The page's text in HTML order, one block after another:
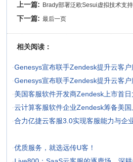
上一篇: Brady部署泛欧Sesui虚拟技术支
下一篇: 最后一页
相关阅读：
·Genesys宣布联手Zendesk提升云客户
·Genesys宣布联手Zendesk提升云客户
·美国客服软件开发商Zendesk上市首
·云计算客服软件企业Zendesk筹备美国
·合力亿捷云客服3.0实现客服能力与企
·优质服务，就选远传U客！